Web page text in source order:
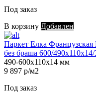
Под заказ
В корзину Добавлен
Паркет Елка
без браша 600/490х110х14/
490-600х110х14 мм
9 897 р/м2
Под заказ